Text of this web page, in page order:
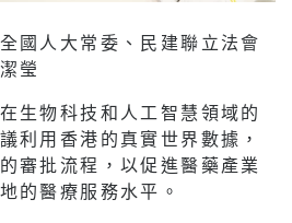
國人大常委、民建聯立法會
瑩
生物科技和人工智慧領域的
利用香港的真實世界數據，
審批流程，以促進醫藥產業
的醫療服務水平。